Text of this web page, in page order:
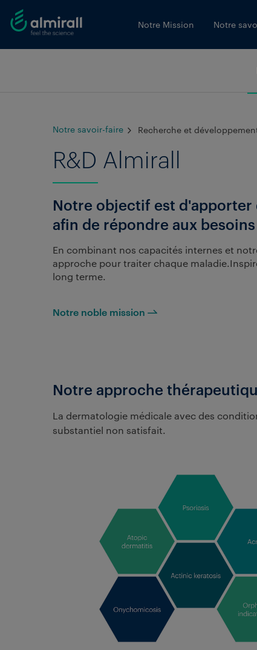
Notre Mission Notre
Notre savoir-faire Recherche et
R&D Almirall
Notre objectif est d'apporter
afin de répondre aux
En combinant nos capacités internes et
approche pour traiter chaque
long terme.
Notre noble mission
Notre approche
La dermatologie médicale avec des
substantiel non satisfait.